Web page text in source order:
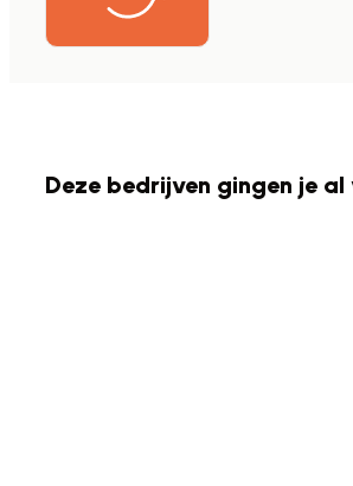
Deze bedrijven gingen je al